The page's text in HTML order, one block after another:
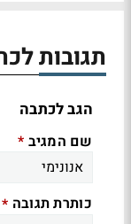
תגובות
הגב לכתבה
שם המגיב *
כותרת תגובה *